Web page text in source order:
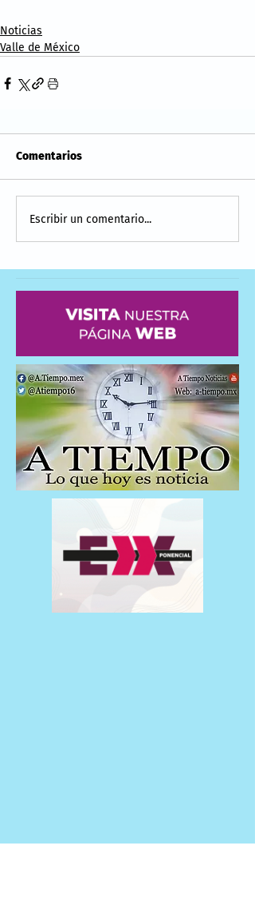
Noticias
Valle de México
Comentarios
Escribir un comentario...